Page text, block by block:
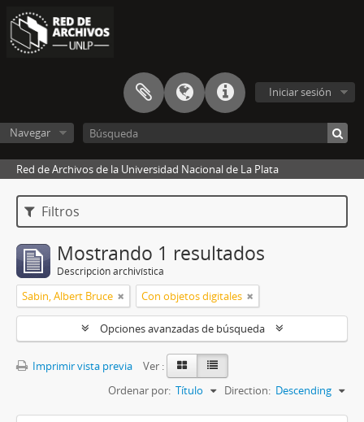
Iniciar sesión
Navegar
Red de Archivos de la Universidad Nacional de La Plata
Filtros
Mostrando 1 resultados
Descripción archivística
Sabin, Albert Bruce Con objetos digitales
Opciones avanzadas de búsqueda
Imprimir vista previa
Ver :
Ordenar por: Título Direction: Descending